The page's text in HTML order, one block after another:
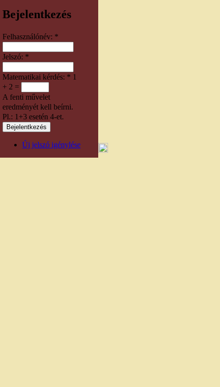
Bejelentkezés
Felhasználónév: *
Jelszó: *
Matematikai kérdés: * 1
+ 2 =
A fenti művelet
eredményét kell beírni.
Pl.: 1+3 esetén 4-et.
Új jelszó igénylése